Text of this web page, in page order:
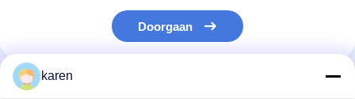
Architectonisch metaal gaas
Het de Vliegscherm van de aluminiumketting
Doorgaan
Onze Categorieën
karen